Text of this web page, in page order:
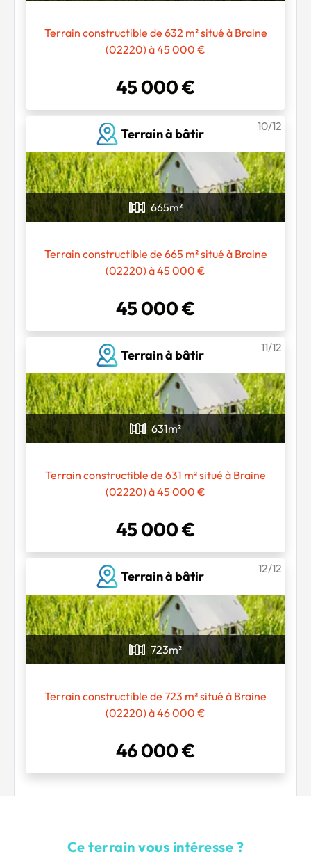
Terrain constructible de 632 m² situé à Braine
(02220) à 45 000 €
45 000 €
Terrain à bâtir
10/12
665m²
Terrain constructible de 665 m² situé à Braine
(02220) à 45 000 €
45 000 €
Terrain à bâtir
11/12
631m²
Terrain constructible de 631 m² situé à Braine
(02220) à 45 000 €
45 000 €
Terrain à bâtir
12/12
723m²
Terrain constructible de 723 m² situé à Braine
(02220) à 46 000 €
46 000 €
Ce terrain vous intéresse ?